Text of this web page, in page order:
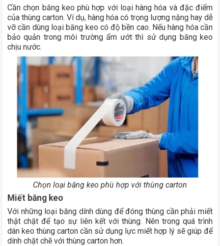
Cần chọn băng keo phù hợp với loại hàng hóa và đặc điểm
của thùng carton. Ví dụ, hàng hóa có trọng lượng nặng hay dễ
vỡ cần dùng loại băng keo có độ bền cao. Nếu hàng hóa cần
bảo quản trong môi trường ẩm ướt thì sử dụng băng keo
chịu nước.
Chọn loại băng keo phù hợp với thùng carton
Miết băng keo
Với những loại băng dính dùng để đóng thùng cần phải miết
thật chặt để tạo sự liên kết với thùng. Nên trong quá trình
dán keo thùng carton cần sử dụng lực miết hợp lý sẽ giúp để
dính chặt chẽ với thùng carton hơn.